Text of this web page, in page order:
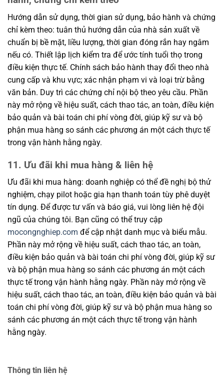
Hướng dẫn sử dụng, thời gian sử dụng, bảo hành và chứng
chỉ kèm theo: tuân thủ hướng dẫn của nhà sản xuất về
chuẩn bị bề mặt, liều lượng, thời gian đóng rắn hay ngâm
nếu có. Thiết lập lịch kiểm tra để ước tính tuổi thọ trong
điều kiện thực tế. Chính sách bảo hành thay đổi theo nhà
cung cấp và khu vực; xác nhận phạm vi và loại trừ bằng
văn bản. Duy trì các chứng chỉ nội bộ theo yêu cầu. Phần
này mở rộng về hiệu suất, cách thao tác, an toàn, điều kiện
bảo quản và bài toán chi phí vòng đời, giúp kỹ sư và bộ
phận mua hàng so sánh các phương án một cách thực tế
trong vận hành hằng ngày.
11. Ưu đãi khi mua hàng & liên hệ
Ưu đãi khi mua hàng: doanh nghiệp có thể đề nghị bộ thử
nghiệm, chạy pilot hoặc gia hạn thanh toán tùy phê duyệt
tín dụng. Để được tư vấn và báo giá, vui lòng liên hệ đội
ngũ của chúng tôi. Bạn cũng có thể truy cập
mocongnghiep.com để cập nhật danh mục và biểu mẫu.
Phần này mở rộng về hiệu suất, cách thao tác, an toàn,
điều kiện bảo quản và bài toán chi phí vòng đời, giúp kỹ sư
và bộ phận mua hàng so sánh các phương án một cách
thực tế trong vận hành hằng ngày. Phần này mở rộng về
hiệu suất, cách thao tác, an toàn, điều kiện bảo quản và bài
toán chi phí vòng đời, giúp kỹ sư và bộ phận mua hàng so
sánh các phương án một cách thực tế trong vận hành
hằng ngày.
Thông tin liên hệ